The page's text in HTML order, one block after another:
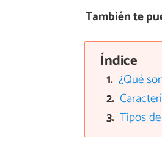
También te
Índice
¿Qué
Tipos